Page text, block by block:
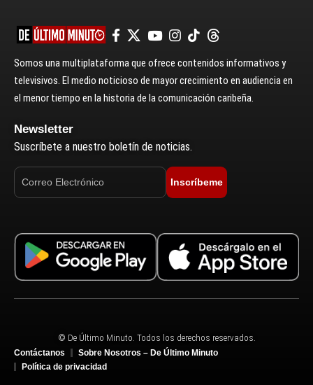
Somos una multiplataforma que ofrece contenidos informativos y
televisivos. El medio noticioso de mayor crecimiento en audiencia en
el menor tiempo en la historia de la comunicación caribeña.
Newsletter
Suscríbete a nuestro boletín de noticias.
Inscríbeme
© De Último Minuto. Todos los derechos reservados.
Contáctanos
Sobre Nosotros – De Último Minuto
Política de privacidad